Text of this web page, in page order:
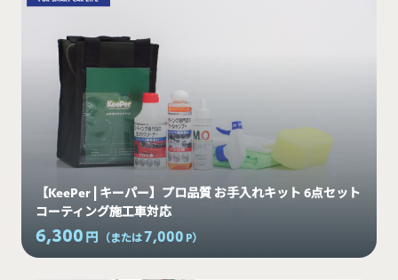
【KeePer | キーパー】プロ品質 お手入れキット 6点セット
コーティング施工車対応
6,300 円 （または7,000 P）